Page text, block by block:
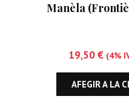
Manèla
19,50€ (4%
AFEGIR A LA